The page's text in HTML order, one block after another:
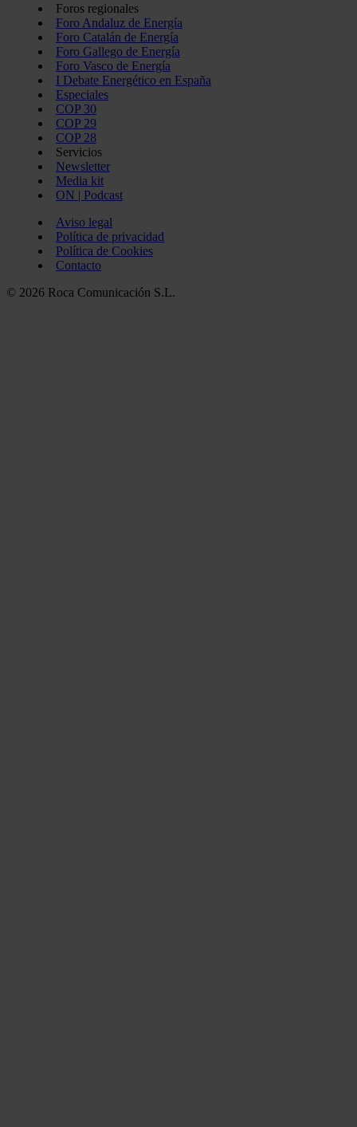
Foros regionales
Foro Andaluz de Energía
Foro Catalán de Energía
Foro Gallego de Energía
Foro Vasco de Energía
I Debate Energético en España
Especiales
COP 30
COP 29
COP 28
Servicios
Newsletter
Media kit
ON | Podcast
Aviso legal
Política de privacidad
Política de Cookies
Contacto
© 2026 Roca Comunicación S.L.